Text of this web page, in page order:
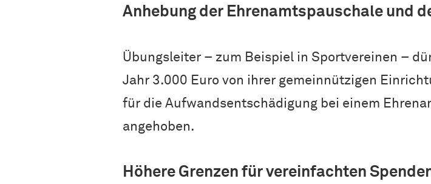
Anhebung der Ehrenamtspauschale und
Übungsleiter – zum Beispiel in Sportvereinen –
Jahr 3.000 Euro von ihrer gemeinnützigen
für die Aufwandsentschädigung bei einem
angehoben.
Höhere Grenzen für vereinfachten